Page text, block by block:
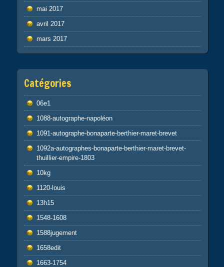
mai 2017
avril 2017
mars 2017
Catégories
06e1
1088-autographe-napoléon
1091-autographe-bonaparte-berthier-maret-brevet
1092a-autographes-bonaparte-berthier-maret-brevet-
thuillier-empire-1803
10kg
1120-louis
13h15
1548-1608
1588jugement
1658edit
1663-1754